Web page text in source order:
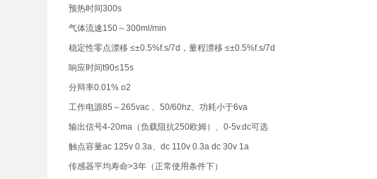
预热时间300s
气体流速150～300ml/min
稳定性零点漂移 ≤±0.5%f.s/7d，量程漂移 ≤±0.5%f.s/7d
响应时间t90≤15s
分辩率0.01% o2
工作电源85～265vac 、50/60hz、功耗小于6va
输出信号4-20ma（负载阻抗250欧姆）、0-5v.dc可选
触点容量ac 125v 0.3a、dc 110v 0.3a dc 30v 1a
传感器平均寿命>3年（正常使用条件下）